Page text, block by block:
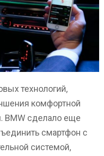
технологий,
комфортной
BMW сделало еще
смартфон с
системой,